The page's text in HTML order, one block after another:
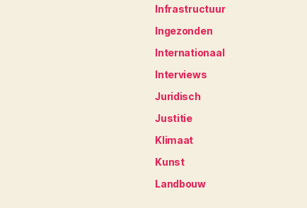
Infrastructuur
Ingezonden
Internationaal
Interviews
Juridisch
Justitie
Klimaat
Kunst
Landbouw